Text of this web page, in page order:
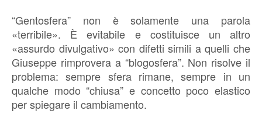
“Gentosfera” non è solamente una parola
«terribile». È evitabile e costituisce un altro
«assurdo divulgativo» con difetti simili a quelli che
Giuseppe rimprovera a “blogosfera”. Non risolve il
problema: sempre sfera rimane, sempre in un
qualche modo “chiusa” e concetto poco elastico
per spiegare il cambiamento.